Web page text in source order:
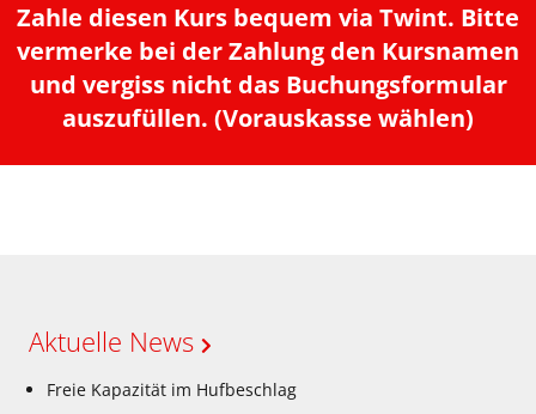
Zahle diesen Kurs bequem via Twint. Bitte
vermerke bei der Zahlung den Kursnamen
und vergiss nicht das Buchungsformular
auszufüllen. (Vorauskasse wählen)
Aktuelle News
Freie Kapazität im Hufbeschlag